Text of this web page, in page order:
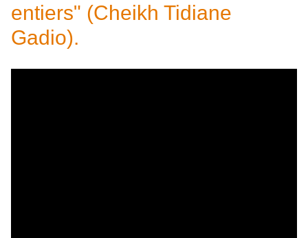
entiers" (Cheikh Tidiane
Gadio).